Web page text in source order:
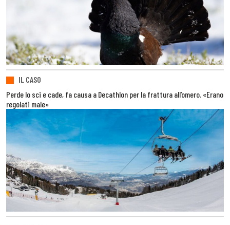
IL CASO
Perde lo sci e cade, fa causa a Decathlon per la frattura all’omero. «Erano
regolati male»